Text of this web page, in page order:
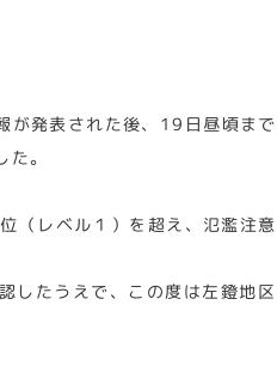
が発表された後、19日昼頃ま
。
（レベル１）を超え、氾濫注
したうえで、この度は左鐙地